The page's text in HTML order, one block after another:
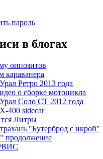
пароль
в блогах
оппозитов
караванера
Ретро 2013 года
о сборке мотоцикла
Соло СТ 2012 года
400 sidecar
Литры
"Бутерброд с икрой"
продолжение